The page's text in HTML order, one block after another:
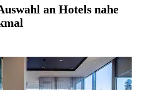
an Hotels nahe